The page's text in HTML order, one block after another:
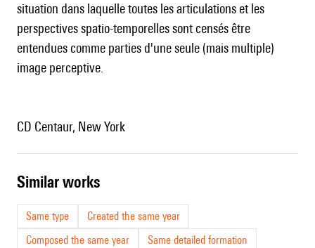
situation dans laquelle toutes les articulations et les
perspectives spatio-temporelles sont censés être
entendues comme parties d'une seule (mais multiple)
image perceptive.
CD Centaur, New York
similar works
Same type
Created the same year
Composed the same year
Same detailed formation